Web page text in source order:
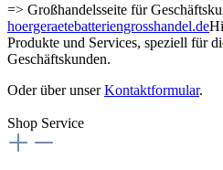
=> Großhandelsseite für
hoergeraetebatteriengrosshandel.de
Produkte und Services, speziell für
Geschäftskunden.
Oder über unserKontaktformular.
Shop Service